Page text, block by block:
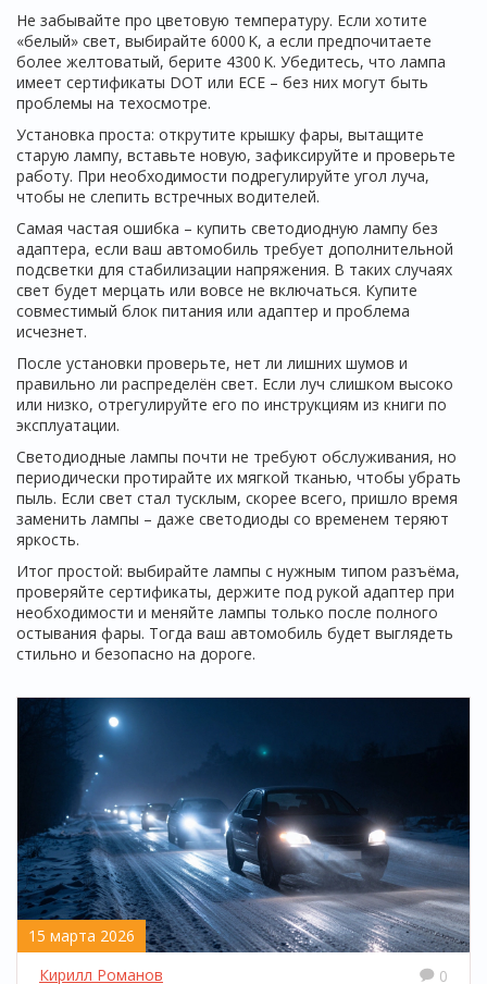
Не забывайте про цветовую температуру. Если хотите
«белый» свет, выбирайте 6000 K, а если предпочитаете
более желтоватый, берите 4300 K. Убедитесь, что лампа
имеет сертификаты DOT или ECE – без них могут быть
проблемы на техосмотре.
Установка проста: открутите крышку фары, вытащите
старую лампу, вставьте новую, зафиксируйте и проверьте
работу. При необходимости подрегулируйте угол луча,
чтобы не слепить встречных водителей.
Самая частая ошибка – купить светодиодную лампу без
адаптера, если ваш автомобиль требует дополнительной
подсветки для стабилизации напряжения. В таких случаях
свет будет мерцать или вовсе не включаться. Купите
совместимый блок питания или адаптер и проблема
исчезнет.
После установки проверьте, нет ли лишних шумов и
правильно ли распределён свет. Если луч слишком высоко
или низко, отрегулируйте его по инструкциям из книги по
эксплуатации.
Светодиодные лампы почти не требуют обслуживания, но
периодически протирайте их мягкой тканью, чтобы убрать
пыль. Если свет стал тусклым, скорее всего, пришло время
заменить лампы – даже светодиоды со временем теряют
яркость.
Итог простой: выбирайте лампы с нужным типом разъёма,
проверяйте сертификаты, держите под рукой адаптер при
необходимости и меняйте лампы только после полного
остывания фары. Тогда ваш автомобиль будет выглядеть
стильно и безопасно на дороге.
15 марта 2026
Кирилл Романов
0